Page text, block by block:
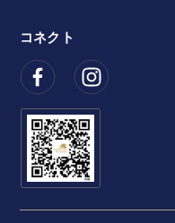
コネクト